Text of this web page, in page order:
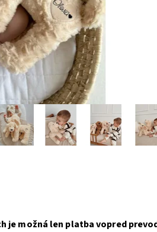
je možná len platba vopred